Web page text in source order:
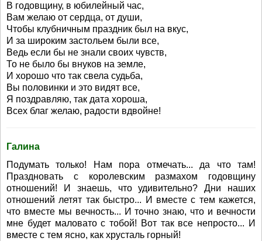
В годовщину, в юбилейный час,
Вам желаю от сердца, от души,
Чтобы клубничным праздник был на вкус,
И за широким застольем были все,
Ведь если бы не знали своих чувств,
То не было бы внуков на земле,
И хорошо что так свела судьба,
Вы половинки и это видят все,
Я поздравляю, так дата хороша,
Всех благ желаю, радости вдвойне!
Галина
Подумать только! Нам пора отмечать... да что там!
Праздновать с королевским размахом годовщину
отношений! И знаешь, что удивительно? Дни наших
отношений летят так быстро... И вместе с тем кажется,
что вместе мы вечность... И точно знаю, что и вечности
мне будет маловато с тобой! Вот так все непросто... И
вместе с тем ясно, как хрусталь горный!